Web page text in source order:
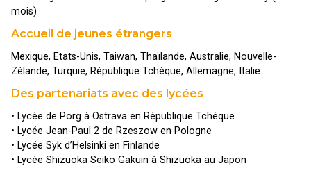
mois)
Accueil de jeunes étrangers
Mexique, Etats-Unis, Taiwan, Thaïlande, Australie, Nouvelle-
Zélande, Turquie, République Tchèque, Allemagne, Italie….
Des partenariats avec des lycées
• Lycée de Porg à Ostrava en République Tchèque
• Lycée Jean-Paul 2 de Rzeszow en Pologne
• Lycée Syk d’Helsinki en Finlande
• Lycée Shizuoka Seiko Gakuin à Shizuoka au Japon